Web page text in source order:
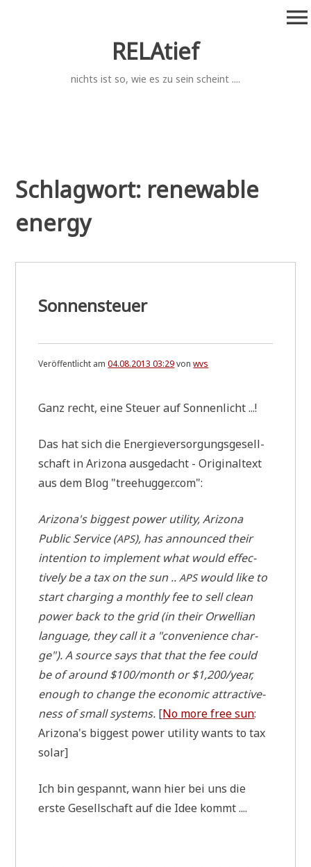
RELAtief
nichts ist so, wie es zu sein scheint ....
menu
Schlagwort: renewable
energy
Sonnensteuer
Veröffentlicht am04.08.2013 03:29vonwvs
Ganz recht, eine Steu­er auf Sonnenlicht ...!
Das hat sich die Ener­gie­ver­sor­gungs­ge­sell­
schaft in Ari­zo­na aus­ge­dacht - Ori­gi­nal­text
aus dem Blog "treehugger.com":
Arizona's big­gest power uti­li­ty, Ari­zo­na
Public Ser­vice (APS), has announ­ced their
inten­ti­on to imple­ment what would effec­
tively be a tax on the sun ..APSwould like to
start char­ging a month­ly fee to sell clean
power back to the grid (in their Orwel­li­an
lan­guage, they call it a "con­ve­ni­ence char­
ge"). A source says that that the fee could
be of around $100/month or $1,200/year,
enough to chan­ge the eco­no­mic attrac­ti­ve­
ness of small systems. [No more free sun:
Arizona's big­gest power uti­li­ty wants to tax
solar]
Ich bin gespannt, wann hier bei uns die
erste Gesell­schaft auf die Idee kommt ....